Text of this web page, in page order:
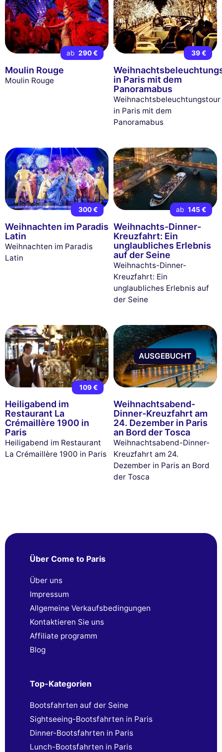
ab 290 €
Moulin Rouge
Moulin Rouge
39 €
in Paris mit dem
Panoramabus
Weihnachtsbeleuchtungstour
in Paris mit dem
Panoramabus
300 €
Weihnachten im Paradis
Latin
Weihnachten im Paradis
Latin
ab 145 €
Weihnachts-Dinner-
Kreuzfahrt: Ein
unglaubliches Erlebnis
auf der Seine
Weihnachts-Dinner-
Kreuzfahrt: Ein
unglaubliches Erlebnis auf
der Seine
109 €
Heiligabend im
Restaurant La
Crémaillère 1900 in
Paris
Heiligabend im Restaurant
La Crémaillère 1900 in Paris
AUSGEBUCHT
Weihnachtsabend-
Dinner-Kreuzfahrt am
24. Dezember in Paris
an Bord der Tosca
Weihnachtsabend-Dinner-
Kreuzfahrt am 24.
Dezember in Paris an Bord
der Tosca
Über Come to Paris
Über uns
Impressum
Allgemeine Verkaufsbedingungen
Kontaktieren Sie uns
Affiliate programm
Blog
Top-Kategorien
Bootsfahrten auf der Seine
Sightseeing-Bootsfahrten in Paris
Dinner-Bootsfahrten in Paris
Lunch-Bootsfahrten in Paris